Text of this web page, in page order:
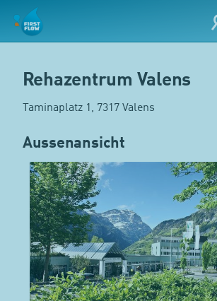
Rehazentrum Valens
Taminaplatz 1, 7317 Valens
Aussenansicht